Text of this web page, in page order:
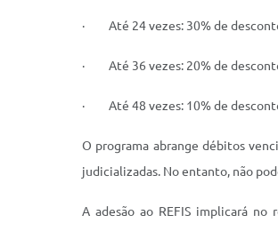
· Até 24 vezes: 30% de
· Até 36 vezes: 20% de
· Até 48 vezes: 10% de
O programa abrange débitos
judicializadas. No entanto, não
A adesão ao REFIS implicará